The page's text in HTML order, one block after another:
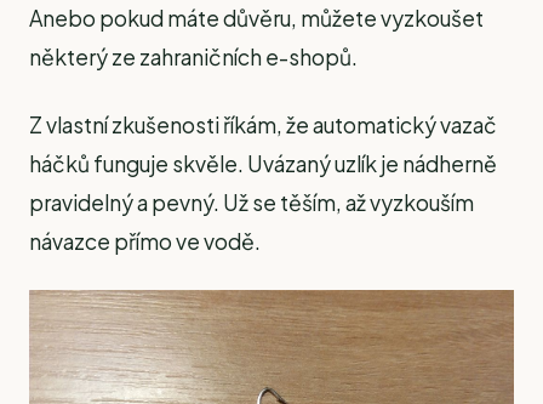
Anebo pokud máte důvěru, můžete vyzkoušet
některý ze zahraničních e-shopů.
Z vlastní zkušenosti říkám, že automatický vazač
háčků funguje skvěle. Uvázaný uzlík je nádherně
pravidelný a pevný. Už se těším, až vyzkouším
návazce přímo ve vodě.